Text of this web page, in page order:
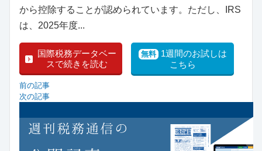
から控除することが認められています。ただし、IRS
は、2025年度...
国際税務データベー
スで続きを読む
無料 1週間のお試しは
こちら
前の記事
次の記事